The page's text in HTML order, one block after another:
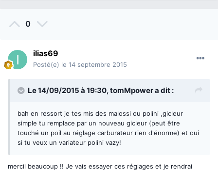
0
ilias69
Posté(e) le 14 septembre 2015
Le 14/09/2015 à 19:30,tomMpowera dit :
bah en ressort je tes mis des malossi ou polini ,gicleur
simple tu remplace par un nouveau gicleur (peut être
touché un poil au réglage carburateur rien d'énorme) et oui
si tu veux un variateur polini vazy!
mercii beaucoup !! Je vais essayer ces réglages et je rendrai